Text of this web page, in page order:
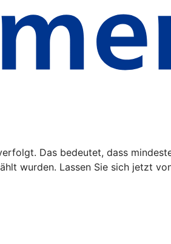
Das bedeutet, dass
wurden. Lassen Sie sich jetzt